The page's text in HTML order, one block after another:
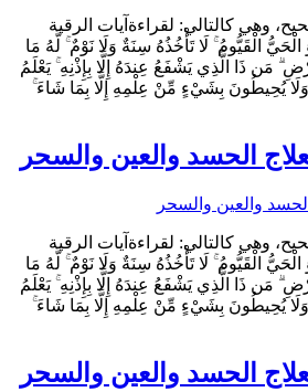
وهي كالتالي: لقراءةآيات الرقية
الْحَيُّ الْقَيُّومُ ۚ لَا تَأْخُذُهُ سِنَةٌ وَلَا نَوْمٌ ۚ لَّهُ مَا
مَن ذَا الَّذِي يَشْفَعُ عِندَهُ إِلَّا بِإِذْنِهِ ۚ يَعْلَمُ
وَلَا يُحِيطُونَ بِشَيْءٍ مِّنْ عِلْمِهِ إِلَّا بِمَا شَاءَ
الحسد والعين والسحر
وهي كالتالي: لقراءةآيات الرقية
الْحَيُّ الْقَيُّومُ ۚ لَا تَأْخُذُهُ سِنَةٌ وَلَا نَوْمٌ ۚ لَّهُ مَا
مَن ذَا الَّذِي يَشْفَعُ عِندَهُ إِلَّا بِإِذْنِهِ ۚ يَعْلَمُ
وَلَا يُحِيطُونَ بِشَيْءٍ مِّنْ عِلْمِهِ إِلَّا بِمَا شَاءَ
الحسد والعين والسحر